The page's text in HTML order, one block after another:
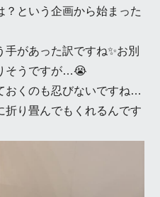
？という企画から始まった
があった訳ですね✨お別
そうですが…😭
おくのも忍びないですね…
折り畳んでもくれるんです